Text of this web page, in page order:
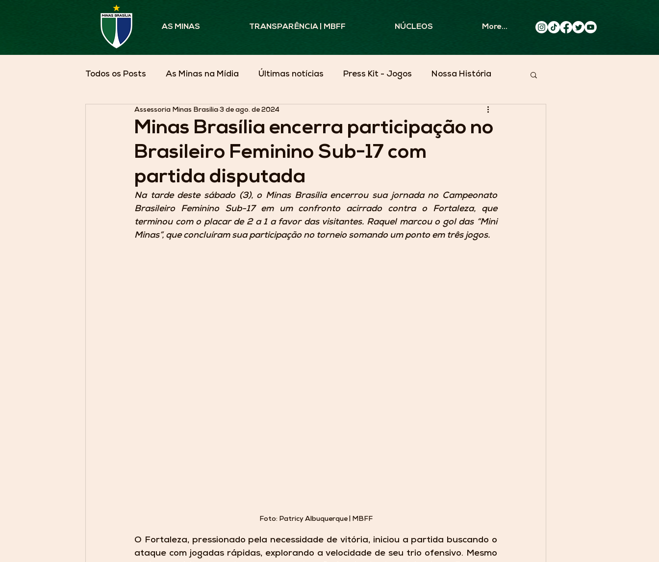
AS MINAS TRANSPARÊNCIA | MBFF NÚCLEOS More...
Todos os Posts As Minas na Mídia Últimas notícias Press Kit - Jogos Nossa História
Parceiros em Pauta As Minas Além do Campo
Minas Brasília encerra participação no
Brasileiro Feminino Sub-17 com
partida disputada
Assessoria Minas Brasília 3 de ago. de 2024
Na tarde deste sábado (3), o Minas Brasília encerrou sua jornada no Campeonato
Brasileiro Feminino Sub-17 em um confronto acirrado contra o Fortaleza, que
terminou com o placar de 2 a 1 a favor das visitantes. Raquel marcou o gol das “Mini
Minas”, que concluíram sua participação no torneio somando um ponto em três jogos.
Foto: Patricy Albuquerque | MBFF
O Fortaleza, pressionado pela necessidade de vitória, iniciou a partida buscando o
ataque com jogadas rápidas, explorando a velocidade de seu trio ofensivo. Mesmo